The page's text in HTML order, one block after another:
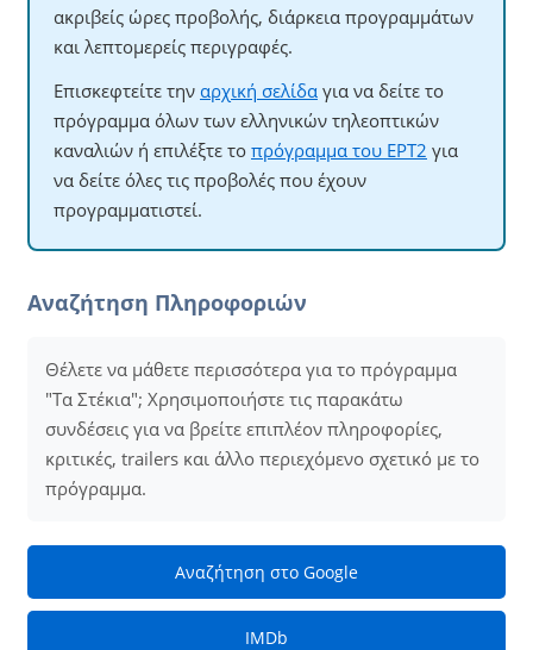
ακριβείς ώρες προβολής, διάρκεια προγραμμάτων
και λεπτομερείς περιγραφές.
Επισκεφτείτε την αρχική σελίδα για να δείτε το
πρόγραμμα όλων των ελληνικών τηλεοπτικών
καναλιών ή επιλέξτε το πρόγραμμα του ΕΡΤ2 για
να δείτε όλες τις προβολές που έχουν
προγραμματιστεί.
Αναζήτηση Πληροφοριών
Θέλετε να μάθετε περισσότερα για το πρόγραμμα
"Τα Στέκια"; Χρησιμοποιήστε τις παρακάτω
συνδέσεις για να βρείτε επιπλέον πληροφορίες,
κριτικές, trailers και άλλο περιεχόμενο σχετικό με το
πρόγραμμα.
Αναζήτηση στο Google
IMDb